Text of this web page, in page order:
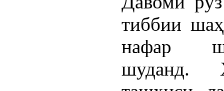
тиббии
нафар
шуданд.